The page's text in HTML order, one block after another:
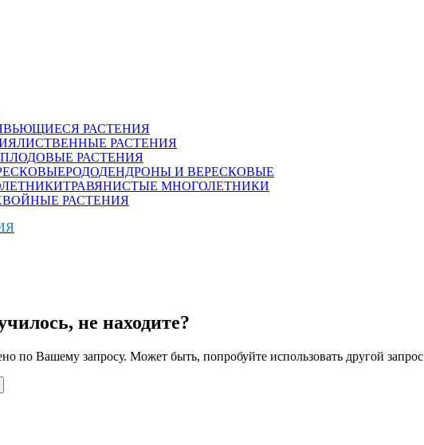
ВЬЮЩИЕСЯ РАСТЕНИЯ
ЛИСТВЕННЫЕ РАСТЕНИЯ
ПЛОДОВЫЕ РАСТЕНИЯ
РОДОДЕНДРОНЫ И ВЕРЕСКОВЫЕ
ТРАВЯНИСТЫЕ МНОГОЛЕТНИКИ
РАСТЕНИЯ
не находите?
по Вашему запросу. Может быть, попробуйте использовать другой запрос